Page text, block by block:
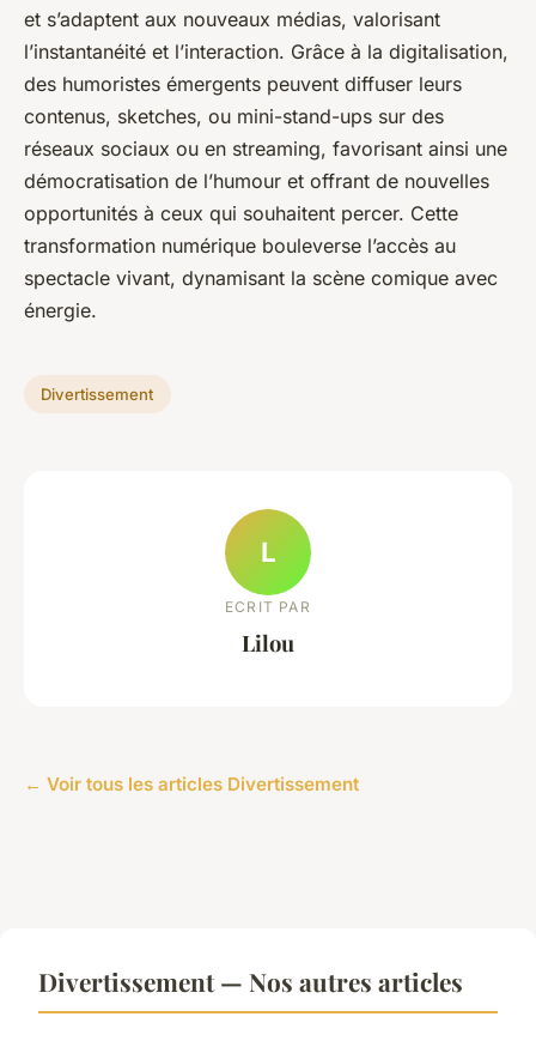
et s’adaptent aux nouveaux médias, valorisant
l’instantanéité et l’interaction. Grâce à la digitalisation,
des humoristes émergents peuvent diffuser leurs
contenus, sketches, ou mini-stand-ups sur des
réseaux sociaux ou en streaming, favorisant ainsi une
démocratisation de l’humour et offrant de nouvelles
opportunités à ceux qui souhaitent percer. Cette
transformation numérique bouleverse l’accès au
spectacle vivant, dynamisant la scène comique avec
énergie.
Divertissement
L
ECRIT PAR
Lilou
← Voir tous les articles Divertissement
Divertissement — Nos autres articles